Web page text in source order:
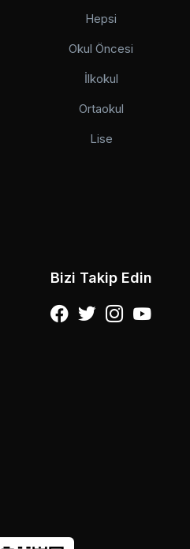
Hepsi
Okul Öncesi
İlkokul
Ortaokul
Lise
Bizi Takip Edin